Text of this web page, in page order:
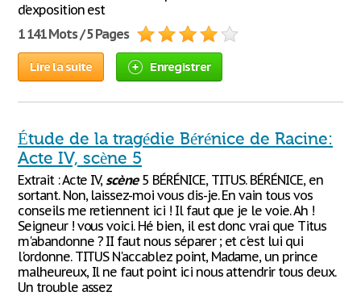
d’exposition est
1 141 Mots / 5 Pages
Lire la suite Enregistrer
Étude de la tragédie Bérénice de Racine:
Acte IV, scène 5
Extrait : Acte IV,scène5 BÉRÉNICE, TITUS. BÉRÉNICE, en
sortant. Non, laissez-moi vous dis-je. En vain tous vos
conseils me retiennent ici ! Il faut que je le voie. Ah !
Seigneur ! vous voici. Hé bien, il est donc vrai que Titus
m'abandonne ? II faut nous séparer ; et c'est lui qui
l'ordonne. TITUS N'accablez point, Madame, un prince
malheureux, Il ne faut point ici nous attendrir tous deux.
Un trouble assez